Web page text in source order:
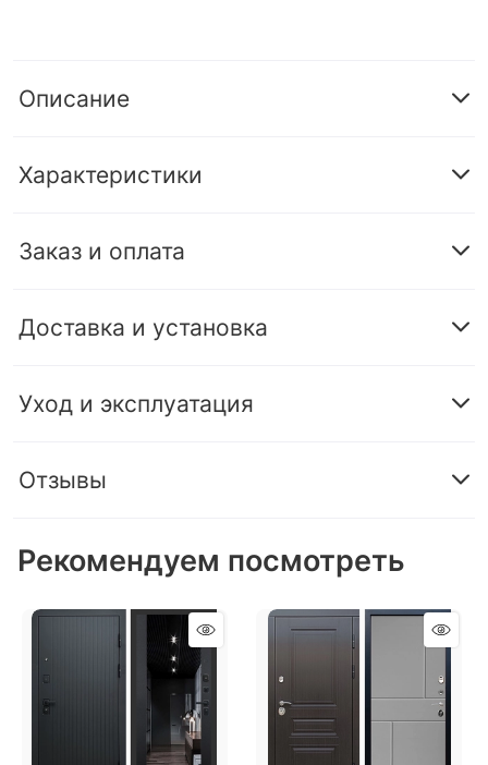
Описание
Характеристики
Заказ и оплата
Доставка и установка
Уход и эксплуатация
Отзывы
Рекомендуем посмотреть